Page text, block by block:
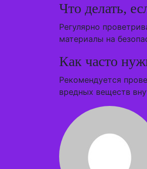
Что делать,
Регулярно
материалы на
Как часто
Рекомендуется
вредных веществ